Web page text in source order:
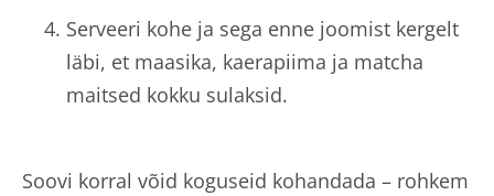
Serveeri kohe ja sega enne joomist kergelt
läbi, et maasika, kaerapiima ja matcha
maitsed kokku sulaksid.
Soovi korral võid koguseid kohandada – rohkem